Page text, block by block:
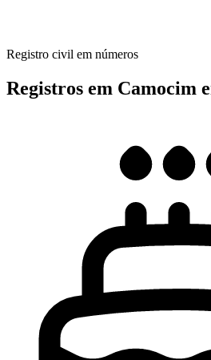
Registro civil em números
Registros em Camocim